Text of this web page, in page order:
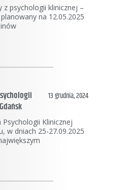
z psychologii klinicznej –
na 12.05.2025
13 grudnia, 2024
Klinicznej
w dniach 25-27.09.2025